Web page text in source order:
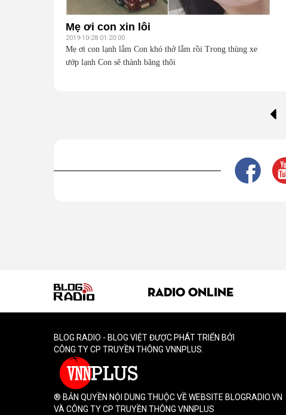
Mẹ ơi con xin lỗi
2019-10-28 01:20:00
Mẹ ơi con lạnh lắm Con khó thở lắm rồi Trong thùng xe
ướp lạnh Con sẽ thành băng thôi
RADIO ONLINE
BLOG RADIO - BLOG VIỆT ĐƯỢC PHÁT TRIỂN BỞI
CÔNG TY CP TRUYỀN THÔNG VNNPLUS.
® BẢN QUYỀN NỘI DUNG THUỘC VỀ WEBSITE BLOGRADIO.VN
VÀ CÔNG TY CP TRUYỀN THÔNG VNNPLUS